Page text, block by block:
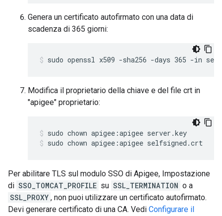
Genera un certificato autofirmato con una data di
scadenza di 365 giorni:
sudo openssl x509 -sha256 -days 365 -in
Modifica il proprietario della chiave e del file crt in
"apigee" proprietario:
sudo chown apigee:apigee selfsigned.crt
Per abilitare TLS sul modulo SSO di Apigee, Impostazione
di SSO_TOMCAT_PROFILE su SSL_TERMINATION o a
SSL_PROXY , non puoi utilizzare un certificato autofirmato.
Devi generare certificato di una CA. Vedi Configurare il